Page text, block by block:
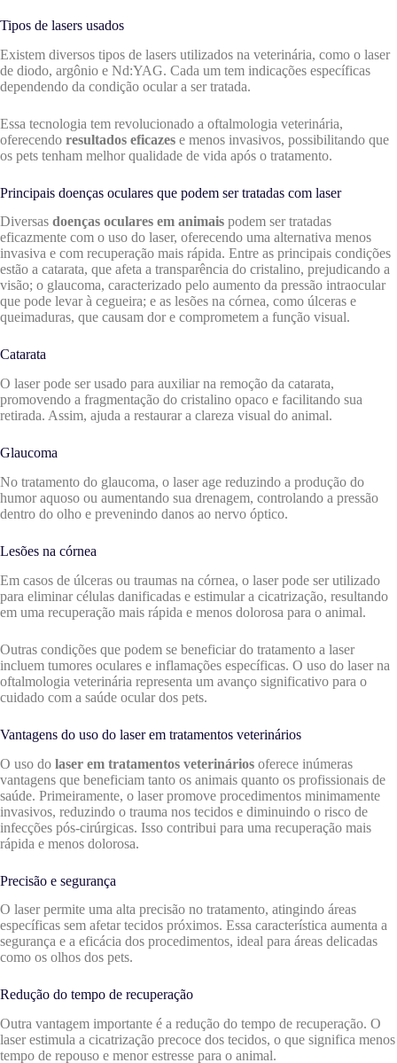
Tipos de lasers usados
Existem diversos tipos de lasers utilizados na veterinária, como o laser
de diodo, argônio e Nd:YAG. Cada um tem indicações específicas
dependendo da condição ocular a ser tratada.
Essa tecnologia tem revolucionado a oftalmologia veterinária,
oferecendo resultados eficazes e menos invasivos, possibilitando que
os pets tenham melhor qualidade de vida após o tratamento.
Principais doenças oculares que podem ser tratadas com laser
Diversas doenças oculares em animais podem ser tratadas
eficazmente com o uso do laser, oferecendo uma alternativa menos
invasiva e com recuperação mais rápida. Entre as principais condições
estão a catarata, que afeta a transparência do cristalino, prejudicando a
visão; o glaucoma, caracterizado pelo aumento da pressão intraocular
que pode levar à cegueira; e as lesões na córnea, como úlceras e
queimaduras, que causam dor e comprometem a função visual.
Catarata
O laser pode ser usado para auxiliar na remoção da catarata,
promovendo a fragmentação do cristalino opaco e facilitando sua
retirada. Assim, ajuda a restaurar a clareza visual do animal.
Glaucoma
No tratamento do glaucoma, o laser age reduzindo a produção do
humor aquoso ou aumentando sua drenagem, controlando a pressão
dentro do olho e prevenindo danos ao nervo óptico.
Lesões na córnea
Em casos de úlceras ou traumas na córnea, o laser pode ser utilizado
para eliminar células danificadas e estimular a cicatrização, resultando
em uma recuperação mais rápida e menos dolorosa para o animal.
Outras condições que podem se beneficiar do tratamento a laser
incluem tumores oculares e inflamações específicas. O uso do laser na
oftalmologia veterinária representa um avanço significativo para o
cuidado com a saúde ocular dos pets.
Vantagens do uso do laser em tratamentos veterinários
O uso do laser em tratamentos veterinários oferece inúmeras
vantagens que beneficiam tanto os animais quanto os profissionais de
saúde. Primeiramente, o laser promove procedimentos minimamente
invasivos, reduzindo o trauma nos tecidos e diminuindo o risco de
infecções pós-cirúrgicas. Isso contribui para uma recuperação mais
rápida e menos dolorosa.
Precisão e segurança
O laser permite uma alta precisão no tratamento, atingindo áreas
específicas sem afetar tecidos próximos. Essa característica aumenta a
segurança e a eficácia dos procedimentos, ideal para áreas delicadas
como os olhos dos pets.
Redução do tempo de recuperação
Outra vantagem importante é a redução do tempo de recuperação. O
laser estimula a cicatrização precoce dos tecidos, o que significa menos
tempo de repouso e menor estresse para o animal.